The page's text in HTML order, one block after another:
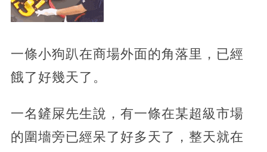
一條小狗趴在商場外面的角落里，已經
餓了好幾天了。
一名鏟屎先生說，有一條在某超級市場
的圍墻旁已經呆了好多天了，整天就在